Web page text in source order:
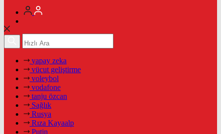
yapay zeka
vücut geliştirme
voleybol
vodafone
tanju özcan
Sağlık
Rusya
Rıza Kayaalp
Putin